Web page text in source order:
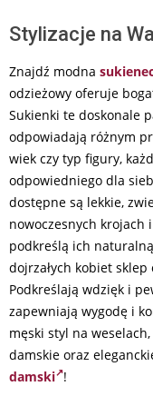
Stylizacje na
Znajdź modna
odzieżowy oferuje
Sukienki te doskonale
odpowiadają różnym
wiek czy typ figury,
odpowiedniego dla
dostępne są lekkie,
nowoczesnych krojach
podkreślą ich
dojrzałych kobiet
Podkreślają wdzięk i
zapewniają wygodę i
męski styl na
damskie oraz
damski !